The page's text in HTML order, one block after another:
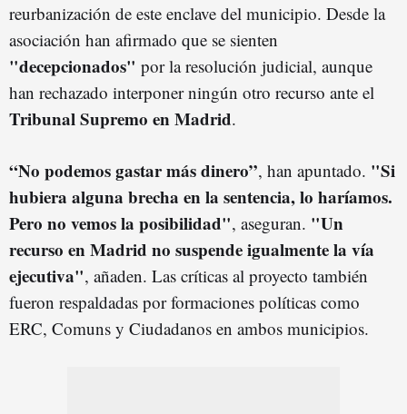
reurbanización de este enclave del municipio. Desde la
asociación han afirmado que se sienten
"decepcionados" por la resolución judicial, aunque
han rechazado interponer ningún otro recurso ante el
Tribunal Supremo en Madrid.
“No podemos gastar más dinero”, han apuntado. "Si
hubiera alguna brecha en la sentencia, lo haríamos.
Pero no vemos la posibilidad", aseguran. "Un
recurso en Madrid no suspende igualmente la vía
ejecutiva", añaden. Las críticas al proyecto también
fueron respaldadas por formaciones políticas como
ERC, Comuns y Ciudadanos en ambos municipios.